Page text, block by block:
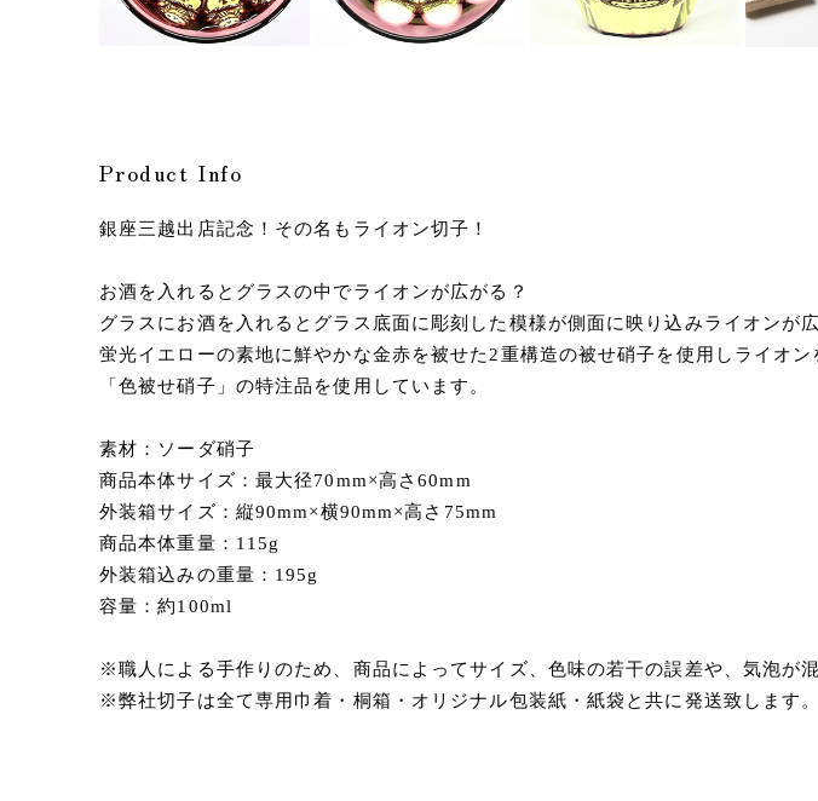
Product Info
銀座三越出店記念！その名もライオン切子！
お酒を入れるとグラスの中でライオンが広がる？
グラスにお酒を入れるとグラス底面に彫刻した模様が側面に映り込みライオンが
蛍光イエローの素地に鮮やかな金赤を被せた2重構造の被せ硝子を使用しライオ
「色被せ硝子」の特注品を使用しています。
素材：ソーダ硝子
商品本体サイズ：最大径70mm×高さ60mm
外装箱サイズ：縦90mm×横90mm×高さ75mm
商品本体重量：115g
外装箱込みの重量：195g
容量：約100ml
※職人による手作りのため、商品によってサイズ、色味の若干の誤差や、気泡が
※弊社切子は全て専用巾着・桐箱・オリジナル包装紙・紙袋と共に発送致します。